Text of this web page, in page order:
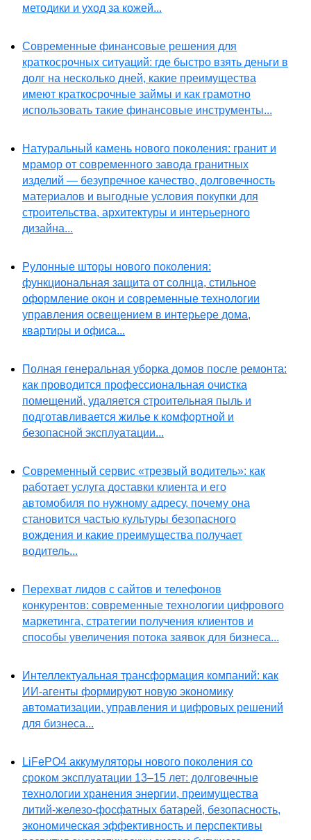
методики и уход за кожей...
Современные финансовые решения для
краткосрочных ситуаций: где быстро взять деньги в
долг на несколько дней, какие преимущества
имеют краткосрочные займы и как грамотно
использовать такие финансовые инструменты...
Натуральный камень нового поколения: гранит и
мрамор от современного завода гранитных
изделий — безупречное качество, долговечность
материалов и выгодные условия покупки для
строительства, архитектуры и интерьерного
дизайна...
Рулонные шторы нового поколения:
функциональная защита от солнца, стильное
оформление окон и современные технологии
управления освещением в интерьере дома,
квартиры и офиса...
Полная генеральная уборка домов после ремонта:
как проводится профессиональная очистка
помещений, удаляется строительная пыль и
подготавливается жилье к комфортной и
безопасной эксплуатации...
Современный сервис «трезвый водитель»: как
работает услуга доставки клиента и его
автомобиля по нужному адресу, почему она
становится частью культуры безопасного
вождения и какие преимущества получает
водитель...
Перехват лидов с сайтов и телефонов
конкурентов: современные технологии цифрового
маркетинга, стратегии получения клиентов и
способы увеличения потока заявок для бизнеса...
Интеллектуальная трансформация компаний: как
ИИ-агенты формируют новую экономику
автоматизации, управления и цифровых решений
для бизнеса...
LiFePO4 аккумуляторы нового поколения со
сроком эксплуатации 13–15 лет: долговечные
технологии хранения энергии, преимущества
литий-железо-фосфатных батарей, безопасность,
экономическая эффективность и перспективы